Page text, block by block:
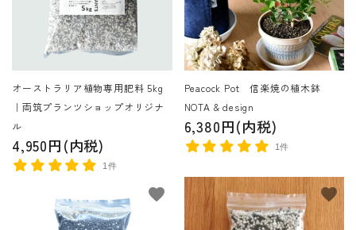
オーストラリア植物専用肥料 5kg
｜両筑プランツショップオリジナ
ル
4,950円(内税)
1件
Peacock Pot 信楽焼の植木鉢
NOTA & design
6,380円(内税)
1件
favorite favorite